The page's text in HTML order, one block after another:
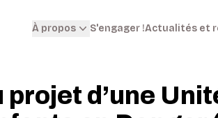
À propos S'engager !Actualités et
d’une